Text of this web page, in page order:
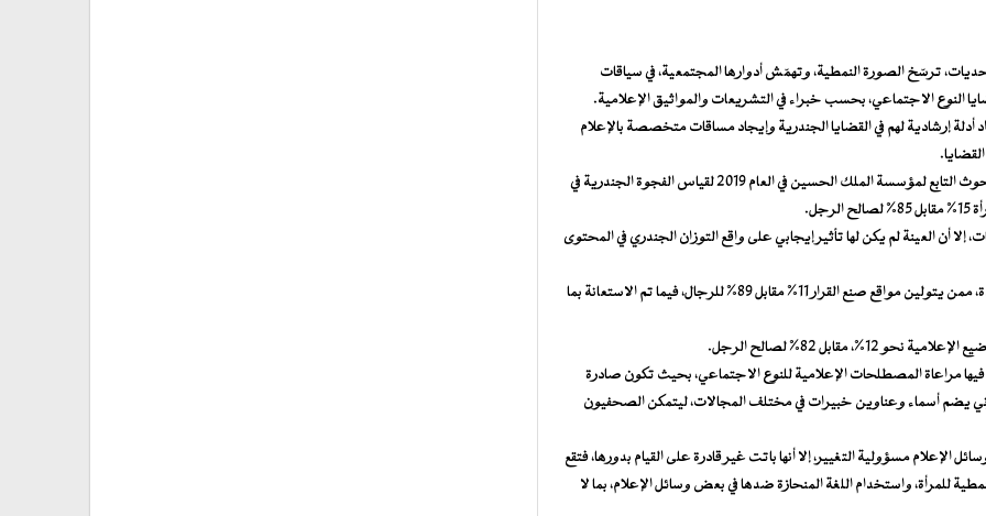
ترسّخ الصورة النمطية، وتهمّش أدوارها المجتمعية، في سياقات
النوع الاجتماعي، بحسب خبراء في التشريعات والمواثيق الإعلامية.
أدلة إرشادية لهم في القضايا الجندرية وإيجاد مساقات متخصصة بالإعلام
وبينت نتائج الاستطلاع والرصد الذي أجراه مركز المعلومات والبحوث التابع لمؤسسة الملك الحسين في العام 2019 لقياس الفجوة الجندرية في
الإعلاميات والصحفيات، إلا أن العينة لم يكن لها تأثير إيجابي على واقع التوزان الجندري في المحتوى
وبلغت نسبة النساء اللاتي تم ذكرهن في المواد الإعلامية المرصودة، ممن يتولين مواقع صنع القرار 11% مقابل 89% للرجال، فيما تم الاستعانة بما
مقابل 82% لصالح الرجل.
مراعاة المصطلحات الإعلامية للنوع الاجتماعي، بحيث تكون صادرة
يضم أسماء وعناوين خبيرات في مختلف المجالات، ليتمكن الصحفيون
الإعلام مسؤولية التغيير، إلا أنها باتت غير قادرة على القيام بدورها، فتقع
للمرأة، واستخدام اللغة المنحازة ضدها في بعض وسائل الإعلام، بما لا